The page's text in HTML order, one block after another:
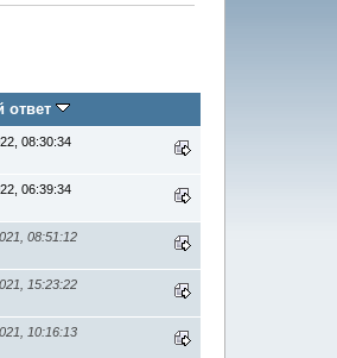
ответ
08:30:34
06:39:34
08:51:12
15:23:22
10:16:13